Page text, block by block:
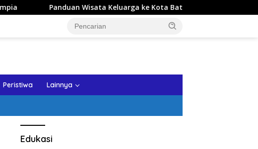
Panduan Wisata Keluarga ke Kota Batu: Itinerary Seharian yang Realistis
Peristiwa Lainnya
Edukasi